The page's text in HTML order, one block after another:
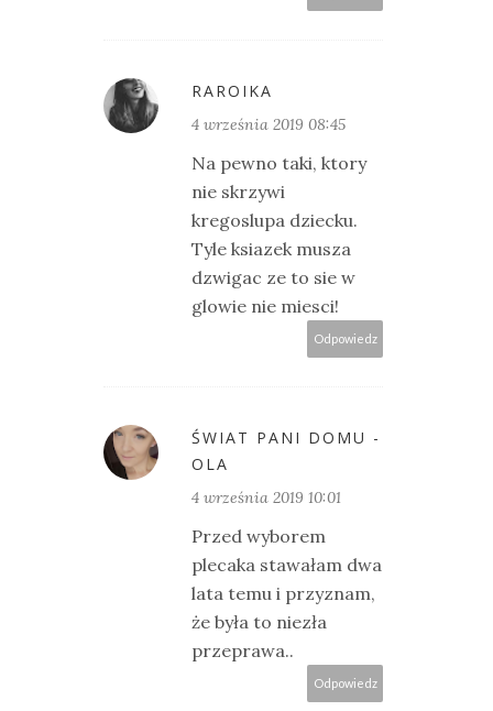
RAROIKA
4 września 2019 08:45
Na pewno taki, ktory
nie skrzywi
kregoslupa dziecku.
Tyle ksiazek musza
dzwigac ze to sie w
glowie nie miesci!
Odpowiedz
ŚWIAT PANI DOMU -
OLA
4 września 2019 10:01
Przed wyborem
plecaka stawałam dwa
lata temu i przyznam,
że była to niezła
przeprawa..
Odpowiedz